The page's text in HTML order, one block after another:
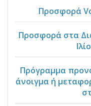
Προσφορά
Προσφορά στα
Πρόγραμμα
άνοιγμα ή